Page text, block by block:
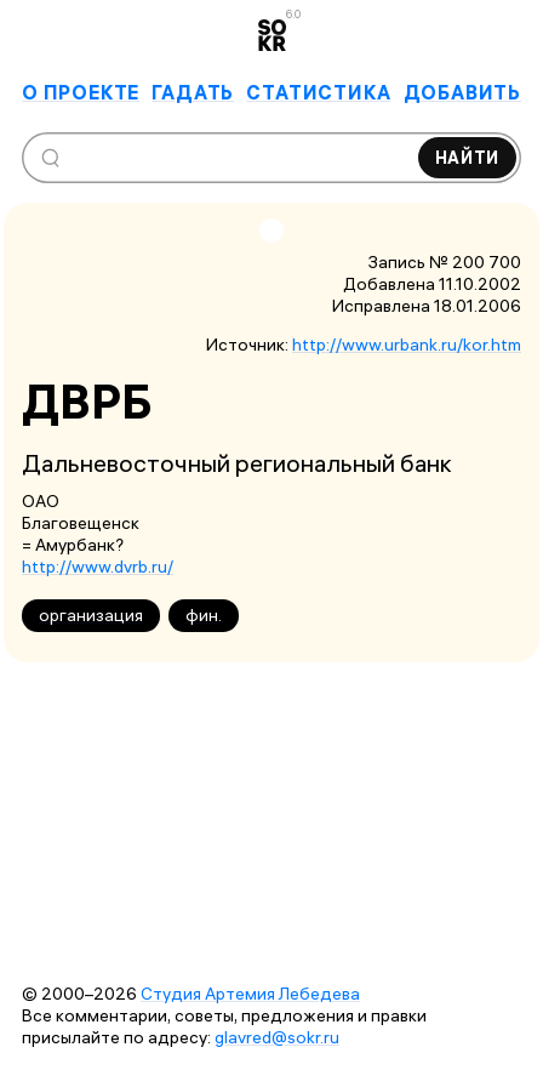
6.0
О ПРОЕКТЕ ГАДАТЬ СТАТИСТИКА ДОБАВИТЬ
НАЙТИ
Запись № 200 700
Добавлена 11.10.2002
Исправлена 18.01.2006
Источник: http://www.urbank.ru/kor.htm
ДВРБ
Дальневосточный региональный банк
ОАО
Благовещенск
= Амурбанк?
http://www.dvrb.ru/
организация фин.
© 2000–2026 Студия Артемия Лебедева
Все комментарии, советы, предложения и правки
присылайте по адресу: glavred@sokr.ru